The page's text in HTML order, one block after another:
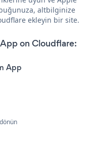
altbilginize
ekleyin bir site.
on Cloudflare:
App